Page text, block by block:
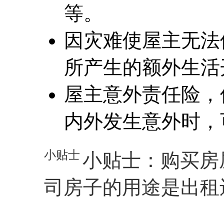
等。
因灾难使屋主无
所产生的额外生
屋主意外责任险
内外发生意外时
小贴士 小贴士：购买
司房子的用途是出